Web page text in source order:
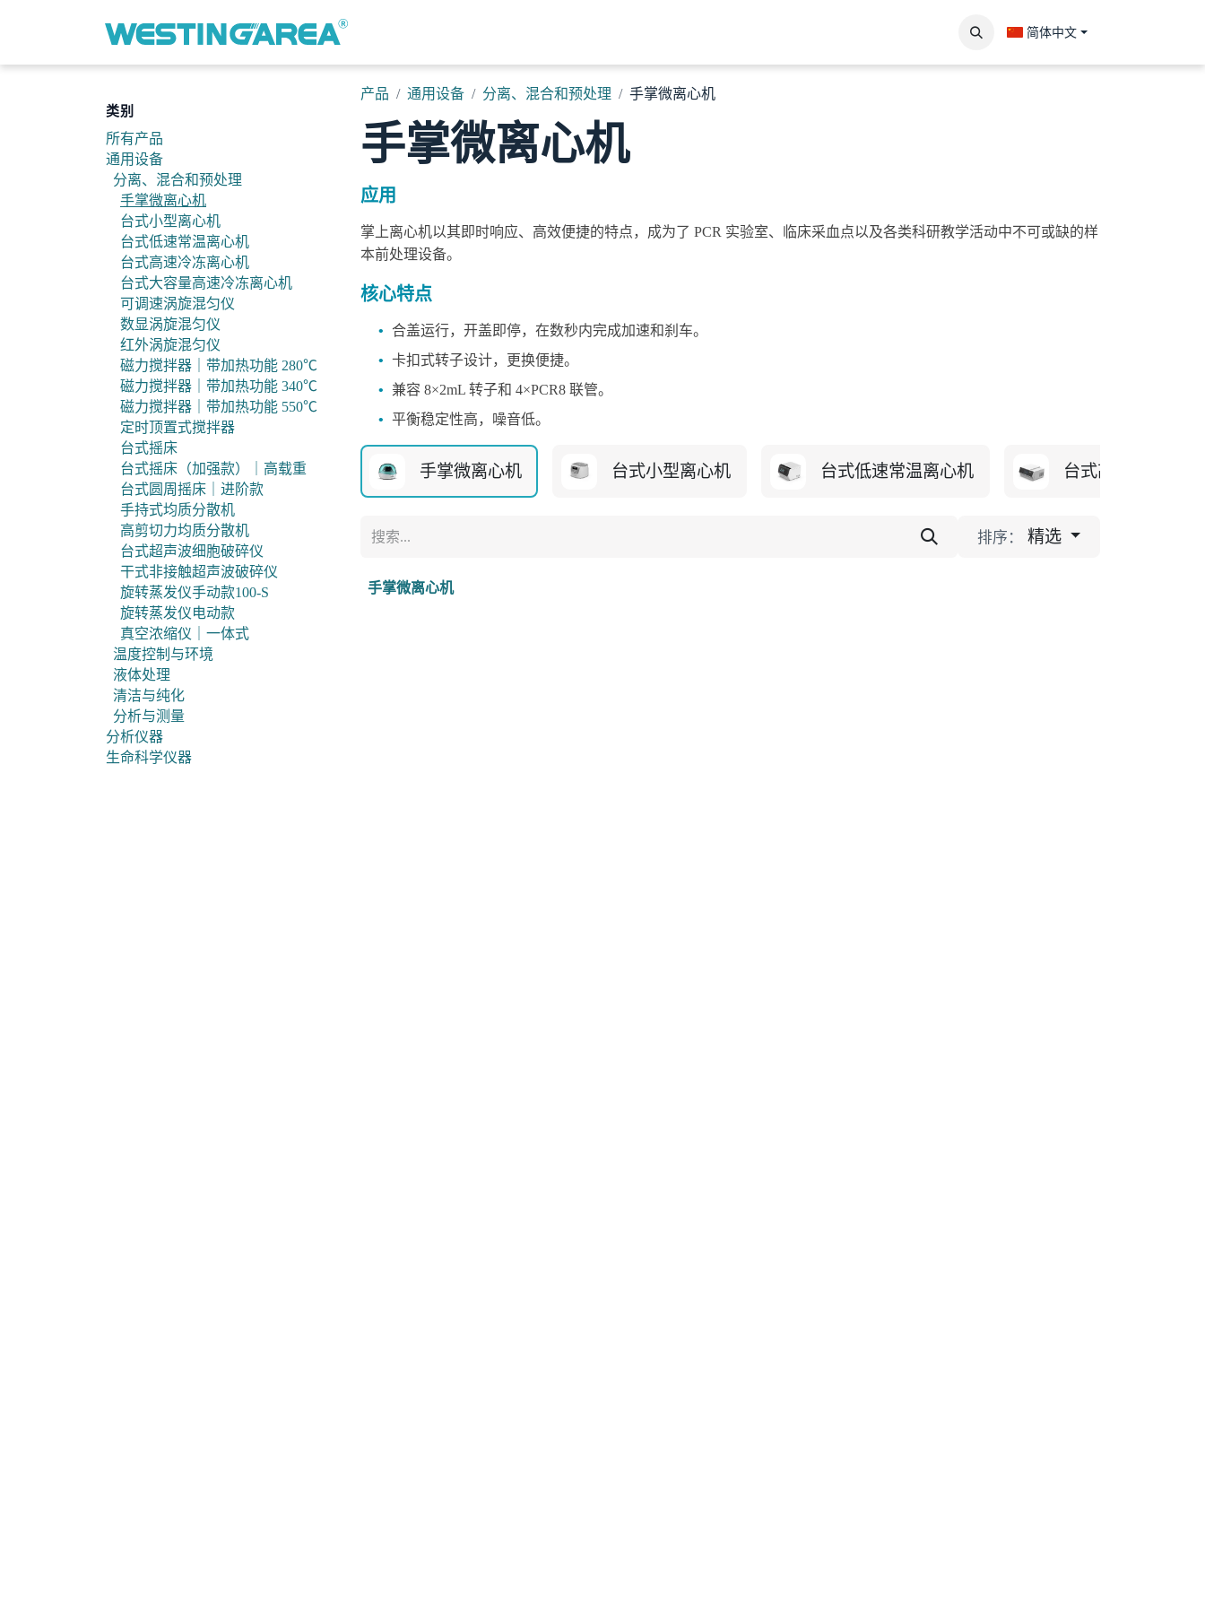
简体中文
类别
所有产品
通用设备
分离、混合和预处理
手掌微离心机
台式小型离心机
台式低速常温离心机
台式高速冷冻离心机
台式大容量高速冷冻离心机
可调速涡旋混匀仪
数显涡旋混匀仪
红外涡旋混匀仪
磁力搅拌器｜带加热功能 280℃
磁力搅拌器｜带加热功能 340℃
磁力搅拌器｜带加热功能 550℃
定时顶置式搅拌器
台式摇床
台式摇床（加强款）｜高载重
台式圆周摇床｜进阶款
手持式均质分散机
高剪切力均质分散机
台式超声波细胞破碎仪
干式非接触超声波破碎仪
旋转蒸发仪手动款100-S
旋转蒸发仪电动款
真空浓缩仪｜一体式
温度控制与环境
液体处理
清洁与纯化
分析与测量
分析仪器
生命科学仪器
产品 通用设备 分离、混合和预处理 手掌微离心机
手掌微离心机
应用
掌上离心机以其即时响应、高效便捷的特点，成为了 PCR 实验室、临床采血点以及各类科研教学活动中不可或缺的样
本前处理设备。
核心特点
• 合盖运行，开盖即停，在数秒内完成加速和刹车。
• 卡扣式转子设计，更换便捷。
•
兼容 8×2mL 转子和 4×PCR8 联管。
• 平衡稳定性高，噪音低。
手掌微离心机 台式小型离心机 台式低速常温离心机 台式高速冷冻离心
排序： 精选
手掌微离心机